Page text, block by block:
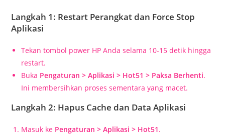
Langkah 1: Restart Perangkat dan Force Stop
Aplikasi
Tekan tombol power HP Anda selama 10-15 detik hingga
restart.
Buka Pengaturan > Aplikasi > Hot51 > Paksa Berhenti.
Ini membersihkan proses sementara yang macet.
Langkah 2: Hapus Cache dan Data Aplikasi
Masuk ke Pengaturan > Aplikasi > Hot51.